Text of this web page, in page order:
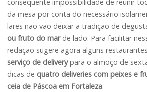
consequente impossibilidade de reunir
da mesa por conta do necessário
lares não vão deixar a tradição de
ou fruto do marde lado. Para facilitar
redação sugere agora alguns
serviço de deliverypara o almoço de
dicas de quatro deliveries com peixes e
ceia de Páscoa em Fortaleza.